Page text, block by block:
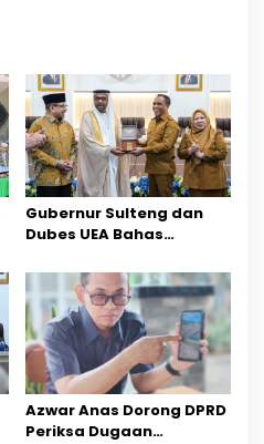
Gubernur Sulteng dan
Dubes UEA Bahas
Sektor Jadi Prioritas
Azwar Anas Dorong DPRD
Periksa Dugaan